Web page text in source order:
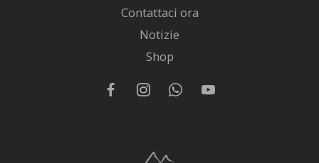
Contattaci ora
Notizie
Shop